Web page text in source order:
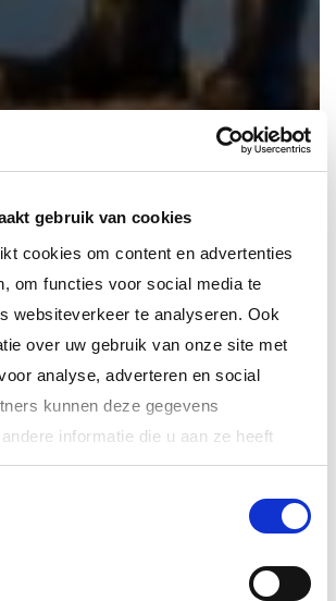
gebruik van cookies
cookies om content en advertenties
om functies voor social media te
websiteverkeer te analyseren. Ook
over uw gebruik van onze site met
analyse, adverteren en social
kunnen deze gegevens
informatie die u aan ze heeft
hebben verzameld op basis van uw
op onze website kunt u uw